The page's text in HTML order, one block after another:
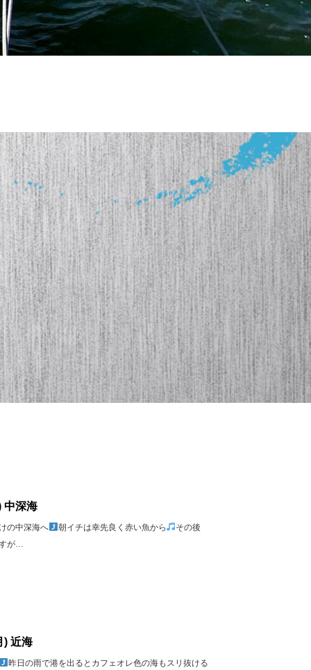
中深海
の中深海へ 朝イチは幸先良く赤い魚から
その後
が…
) 近海
昨日の雨で港を出るとカフェオレ色の海もスリ抜ける